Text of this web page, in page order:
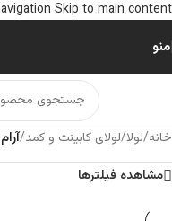
Skip to main content
منو
خانه/لولا/لولای کابینت و کمد/
مشاهده فیلترها